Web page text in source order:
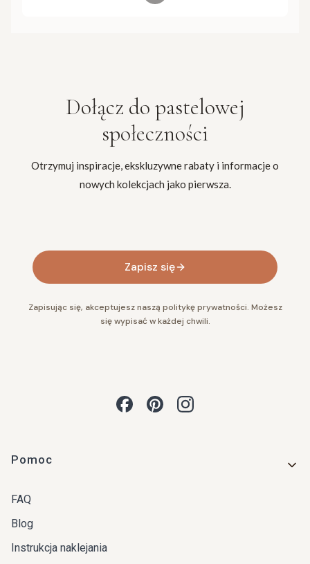
Dołącz do pastelowej
społeczności
Otrzymuj inspiracje, ekskluzywne rabaty i informacje o
nowych kolekcjach jako pierwsza.
Zapisz się
Zapisując się, akceptujesz naszą politykę prywatności. Możesz
się wypisać w każdej chwili.
Linki w stopce
Pomoc
FAQ
Blog
Instrukcja naklejania